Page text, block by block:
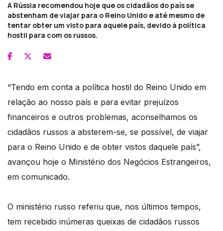
A Rússia recomendou hoje que os cidadãos do país se
abstenham de viajar para o Reino Unido e até mesmo de
tentar obter um visto para aquele país, devido à política
hostil para com os russos.
“Tendo em conta a política hostil do Reino Unido em
relação ao nosso país e para evitar prejuízos
financeiros e outros problemas, aconselhamos os
cidadãos russos a absterem-se, se possível, de viajar
para o Reino Unido e de obter vistos daquele país”,
avançou hoje o Ministério dos Negócios Estrangeiros,
em comunicado.
O ministério russo referiu que, nos últimos tempos,
tem recebido inúmeras queixas de cidadãos russos